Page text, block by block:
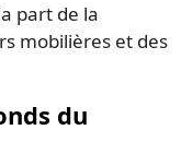
part de la
mobilières et des
du